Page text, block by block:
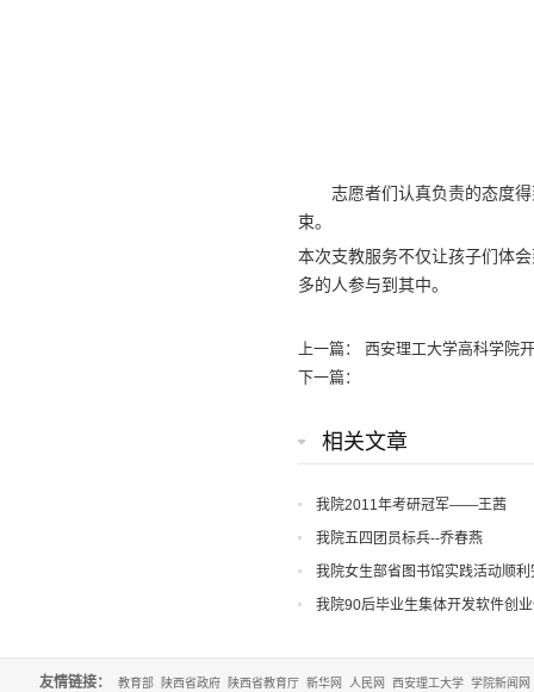
志愿者们认真负责的态度
束。
本次支教服务不仅让孩子们体
多的人参与到其中。
上一篇： 西安理工大学高科学院
下一篇：
相关文章
我院2011年考研冠军——王茜
我院五四团员标兵--乔春燕
我院女生部省图书馆实践活动顺利
我院90后毕业生集体开发软件创
友情链接： 教育部 陕西省政府 陕西省教育厅 新华网 人民网 西安理工大学 学院新闻网